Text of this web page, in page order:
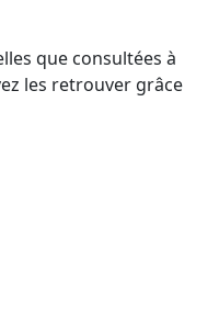
que consultées à
les retrouver grâce